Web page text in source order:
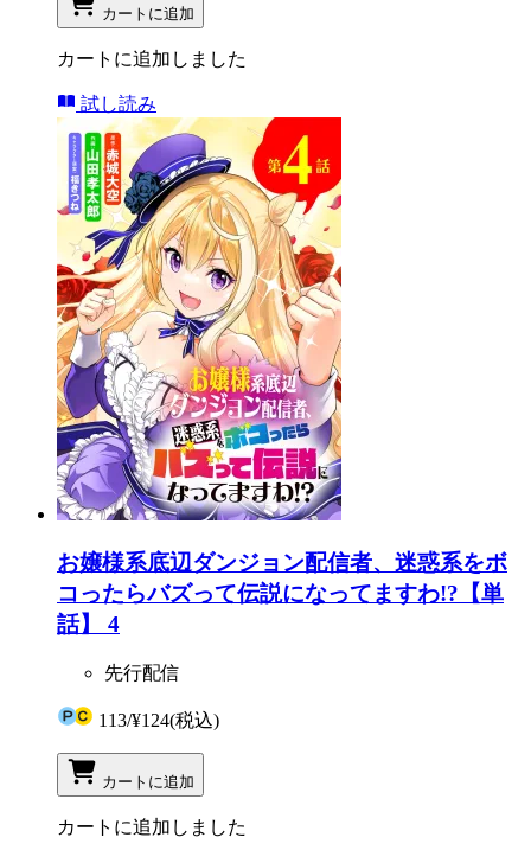
カートに追加
カートに追加しました
試し読み
お嬢様系底辺ダンジョン配信者、迷惑系をボ
コったらバズって伝説になってますわ!?【単
話】 4
先行配信
113/¥124(税込)
カートに追加
カートに追加しました